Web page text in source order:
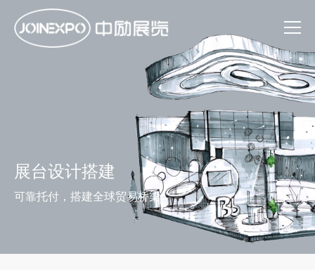
展台设计搭建
可靠托付，搭建全球贸易桥梁